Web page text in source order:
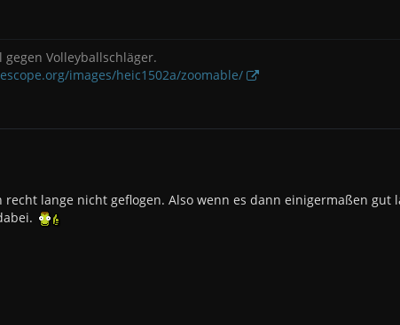
gegen Volleyballschläger.
images/heic1502a/zoomable/
recht lange nicht geflogen. Also wenn es dann einigermaßen